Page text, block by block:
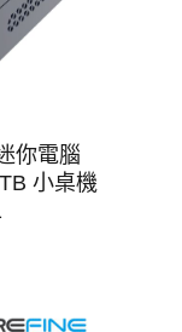
你電腦
小桌機